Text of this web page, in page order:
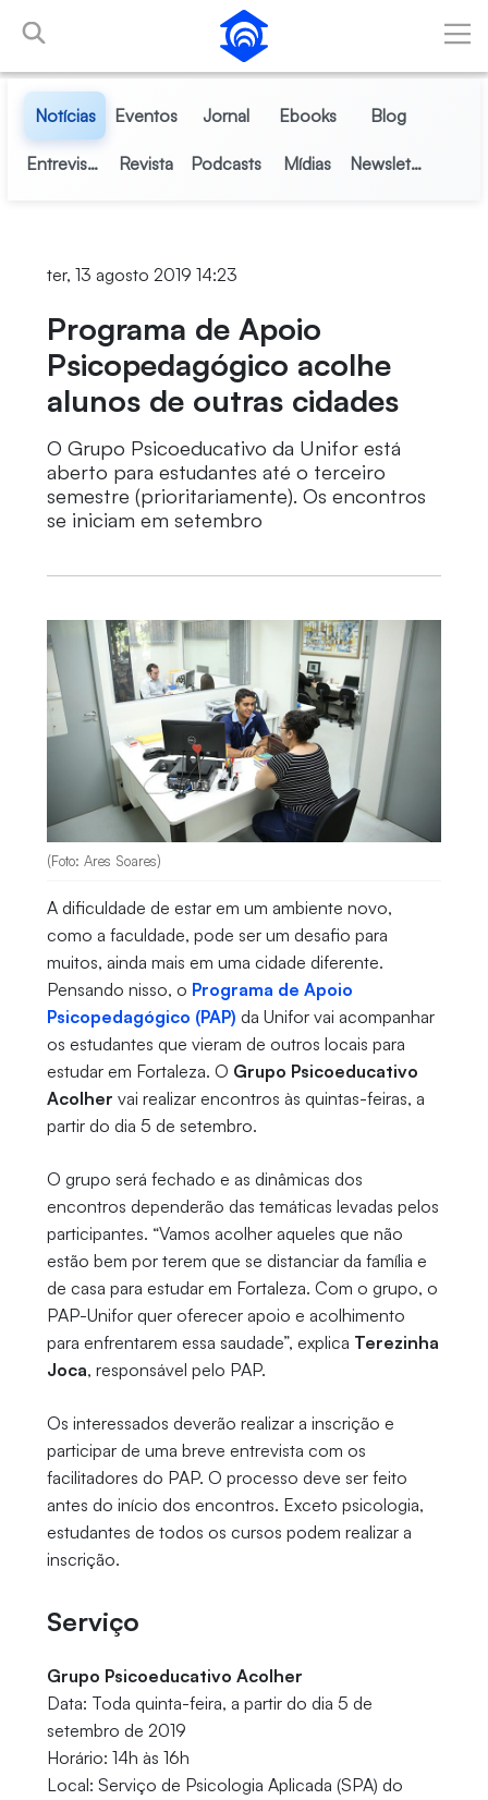
Pular para o Conteúdo principal
Notícias Eventos Jornal Ebooks Blog
Entrevistas Revista Podcasts Mídias Newsletter
ter, 13 agosto 2019 14:23
Programa de Apoio
Psicopedagógico acolhe
alunos de outras cidades
O Grupo Psicoeducativo da Unifor está
aberto para estudantes até o terceiro
semestre (prioritariamente). Os encontros
se iniciam em setembro
(Foto: Ares Soares)
A dificuldade de estar em um ambiente novo,
como a faculdade, pode ser um desafio para
muitos, ainda mais em uma cidade diferente.
Pensando nisso, o Programa de Apoio
Psicopedagógico (PAP) da Unifor vai acompanhar
os estudantes que vieram de outros locais para
estudar em Fortaleza. O Grupo Psicoeducativo
Acolher vai realizar encontros às quintas-feiras, a
partir do dia 5 de setembro.
O grupo será fechado e as dinâmicas dos
encontros dependerão das temáticas levadas pelos
participantes. “Vamos acolher aqueles que não
estão bem por terem que se distanciar da família e
de casa para estudar em Fortaleza. Com o grupo, o
PAP-Unifor quer oferecer apoio e acolhimento
para enfrentarem essa saudade”, explica Terezinha
Joca, responsável pelo PAP.
Os interessados deverão realizar a inscrição e
participar de uma breve entrevista com os
facilitadores do PAP. O processo deve ser feito
antes do início dos encontros. Exceto psicologia,
estudantes de todos os cursos podem realizar a
inscrição.
Serviço
Grupo Psicoeducativo Acolher
Data: Toda quinta-feira, a partir do dia 5 de
setembro de 2019
Horário: 14h às 16h
Local: Serviço de Psicologia Aplicada (SPA) do